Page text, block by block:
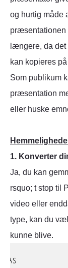
og hurtig måde
præsentationen
længere, da
kan kopieres
Som publikum
præsentation
eller huske
1. Konverter
Ja, du kan
rsquo; t stop til
video eller
type, kan du
kunne blive.